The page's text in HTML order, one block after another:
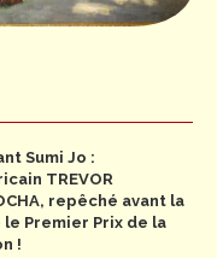
Sumi Jo :
TREVOR
repêché avant la
Premier Prix de la
!